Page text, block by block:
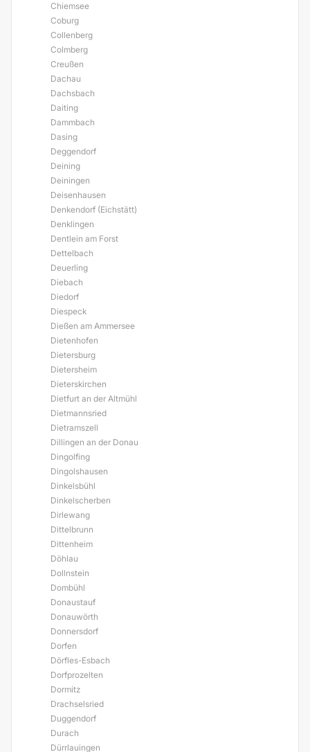
Chiemsee
Coburg
Collenberg
Colmberg
Creußen
Dachau
Dachsbach
Daiting
Dammbach
Dasing
Deggendorf
Deining
Deiningen
Deisenhausen
Denkendorf (Eichstätt)
Denklingen
Dentlein am Forst
Dettelbach
Deuerling
Diebach
Diedorf
Diespeck
Dießen am Ammersee
Dietenhofen
Dietersburg
Dietersheim
Dieterskirchen
Dietfurt an der Altmühl
Dietmannsried
Dietramszell
Dillingen an der Donau
Dingolfing
Dingolshausen
Dinkelsbühl
Dinkelscherben
Dirlewang
Dittelbrunn
Dittenheim
Döhlau
Dollnstein
Dombühl
Donaustauf
Donauwörth
Donnersdorf
Dorfen
Dörfles-Esbach
Dorfprozelten
Dormitz
Drachselsried
Duggendorf
Durach
Dürrlauingen